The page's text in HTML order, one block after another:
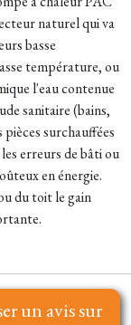
naturel qui va
basse
température, ou
l'eau contenue
sanitaire (bains,
surchauffées
erreurs de bâti ou
en énergie.
du toit le gain
un avis sur